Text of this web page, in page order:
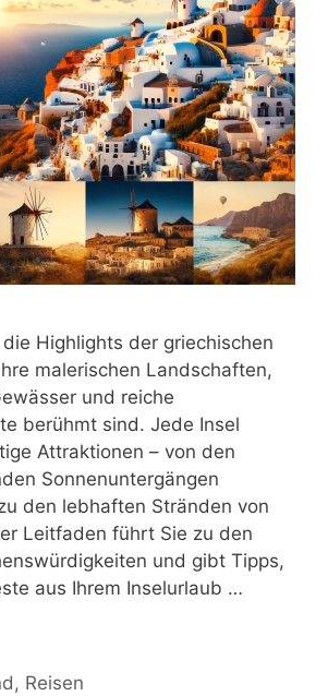
Highlights der griechischen
malerischen Landschaften,
und reiche
berühmt sind. Jede Insel
Attraktionen – von den
Sonnenuntergängen
den lebhaften Stränden von
Leitfaden führt Sie zu den
und gibt Tipps,
aus Ihrem Inselurlaub …
, Reisen